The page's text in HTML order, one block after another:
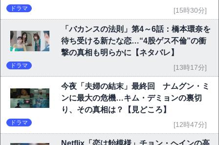
ドラマ [15時30分]
「バカンスの法則」第4～6話：橋本環奈を
待ち受ける新たな恋…“4股ゲス不倫”の衝
撃の真相も明らかに【ネタバレ】
ドラマ [13時17分]
今夜「夫婦の結末」最終回 ナムグン・ミ
ンに最大の危機…キム・デミョンの裏切
り、その真相は？【見どころ】
ドラマ [12時47分]
Netflix「恋は飴模様」チョン・ヘインの高